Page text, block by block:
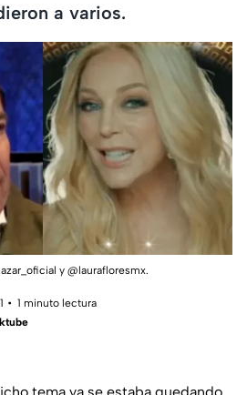
a varios.
y @laurafloresmx.
1 minuto lectura
tema ya se estaba quedando